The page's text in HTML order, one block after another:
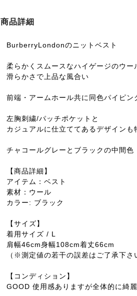
商品詳細
BurberryLondonのニットベスト
柔らかくスムースなハイゲージのウー
滑らかさで上品な風合い
前端・アームホール共に同色パイピン
左胸刺繍/パッチポケットと
カジュアルに仕立ててあるデザインも
チャコールグレーとブラックの中間色
【商品詳細】
アイテム：ベスト
素材：ウール
カラー: ブラック
【サイズ】
着用サイズ / L
肩幅46cm身幅108cm着丈66cm
（※測定値の若干の誤差はご了承下さ
【コンディション】
GOOD 使用感ありますが全体的に綺麗